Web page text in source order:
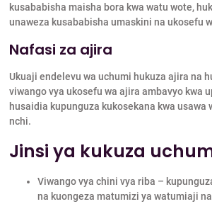
kusababisha maisha bora kwa watu wote,
unaweza kusababisha umaskini na ukosefu
Nafasi za ajira
Ukuaji endelevu wa uchumi hukuza ajira na
viwango vya ukosefu wa ajira ambavyo kwa
husaidia kupunguza kukosekana kwa usawa
nchi.
Jinsi ya kukuza
Viwango vya chini vya riba –
na kuongeza matumizi ya watumiaji